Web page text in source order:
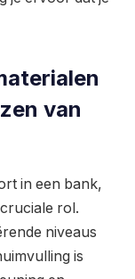
van
in een bank,
rol.
niveaus
is